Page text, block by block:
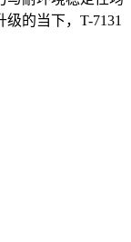
的当下， T-7131